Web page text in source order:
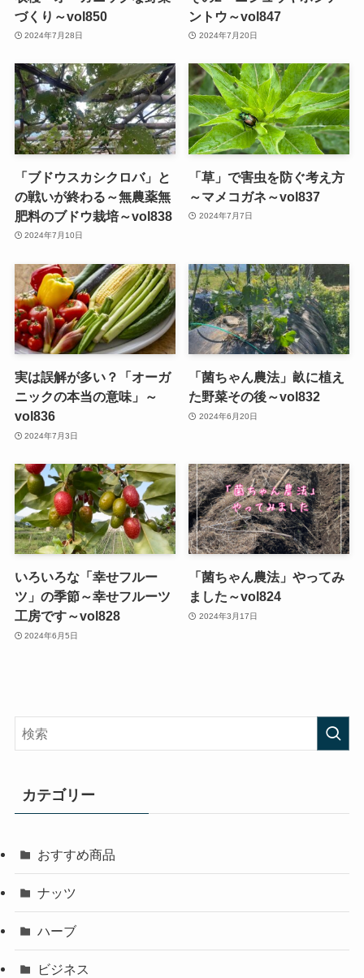
づくり～vol850
2024年7月28日
ントウ～vol847
2024年7月20日
「ブドウスカシクロバ」と
の戦いが終わる～無農薬無
肥料のブドウ栽培～vol838
2024年7月10日
「草」で害虫を防ぐ考え方
～マメコガネ～vol837
2024年7月7日
実は誤解が多い？「オーガ
ニックの本当の意味」～
vol836
2024年7月3日
「菌ちゃん農法」畝に植え
た野菜その後～vol832
2024年6月20日
いろいろな「幸せフルー
ツ」の季節～幸せフルーツ
工房です～vol828
2024年6月5日
「菌ちゃん農法」やってみ
ました～vol824
2024年3月17日
カテゴリー
おすすめ商品
ナッツ
ハーブ
ビジネス